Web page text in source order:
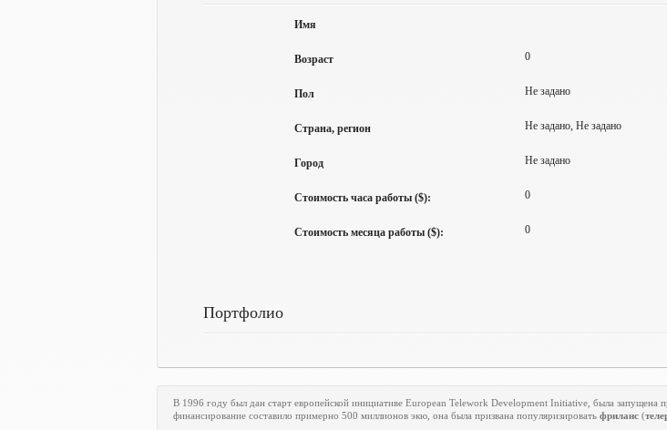
Имя
Возраст 0
Пол Не задано
Страна, регион Не задано, Не задано
Город Не задано
Стоимость часа работы ($): 0
Стоимость месяца работы ($): 0
Портфолио
В 1996 году был дан старт европейской инициативе European Telework Development Initiative , была запущена
финансирование составило примерно 500 миллионов экю, она была призвана популяризировать фриланс (